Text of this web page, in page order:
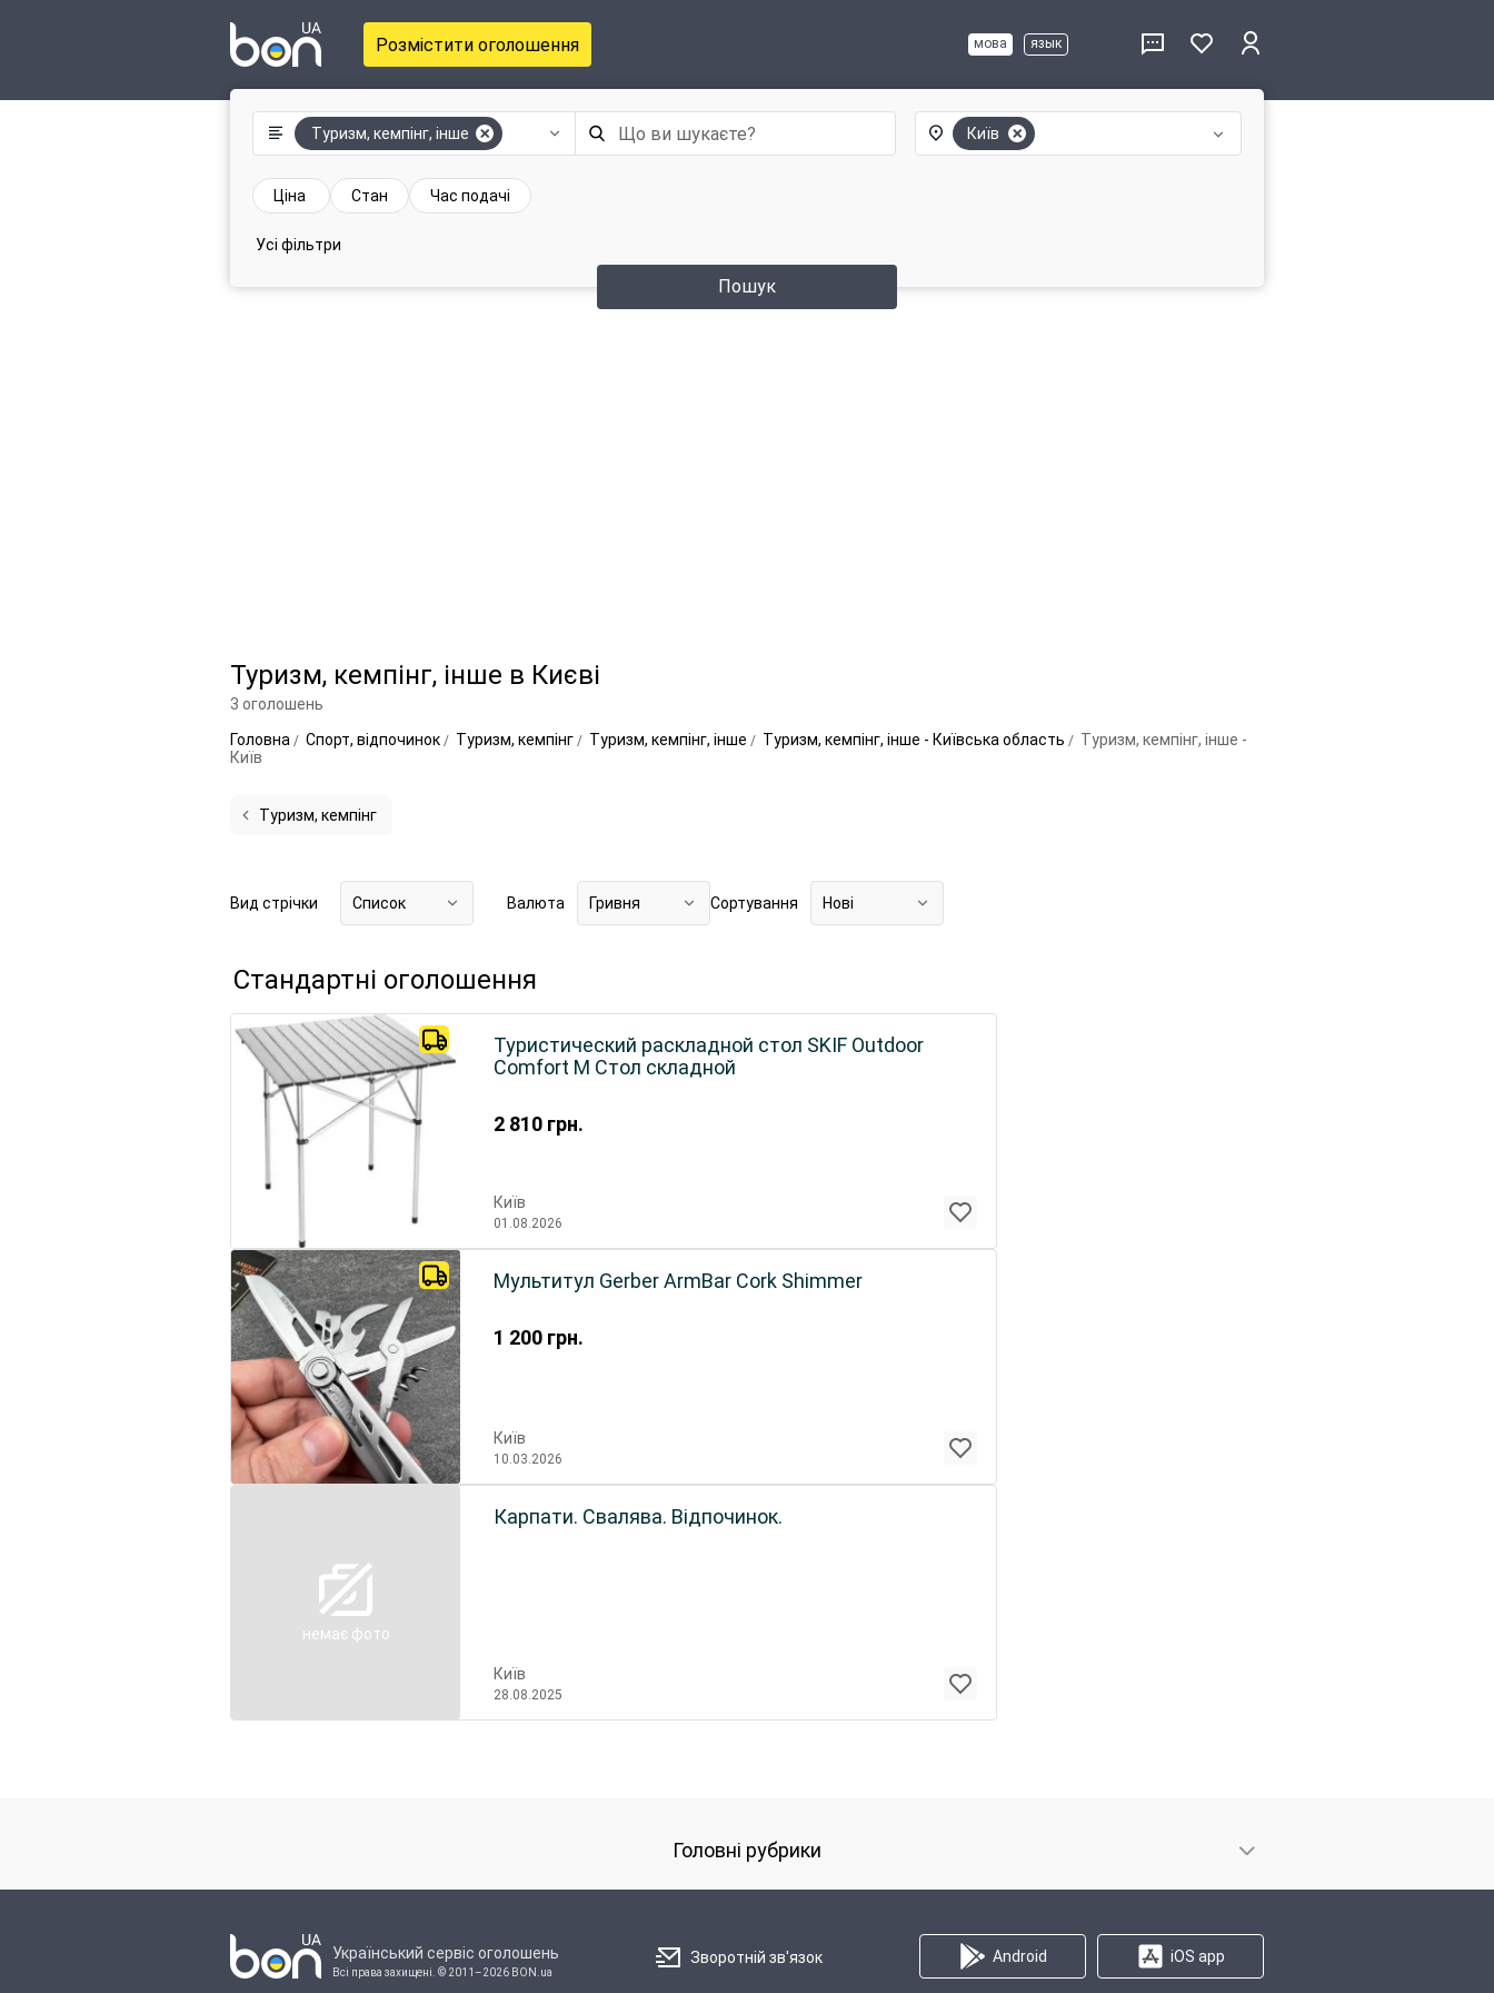
Розмістити оголошення мова язык
Туризм, кемпінг, інше Київ
Пошук
Ціна Стан Час подачі
Усі фільтри
Туризм, кемпінг, інше в Києві
3 оголошень
Головна
Спорт, відпочинок Туризм, кемпінг Туризм, кемпінг, інше Туризм, кемпінг, інше - Київська область
Туризм, кемпінг, інше -
Київ
Туризм, кемпінг
Вид стрічки Список Валюта Гривня Сортування Нові
Стандартні оголошення
2 810 грн.
Туристический раскладной стол SKIF Outdoor
Comfort M Стол складной
Київ
01.08.2026
1 200 грн.
Мультитул Gerber ArmBar Cork Shimmer
Київ
10.03.2026
немає фото
Карпати. Свалява. Відпочинок.
Київ
28.08.2025
Головні рубрики
Український сервіс оголошень
Всі права захищені. © 2011–2026 BON.ua
Зворотній зв'язок Android iOS app